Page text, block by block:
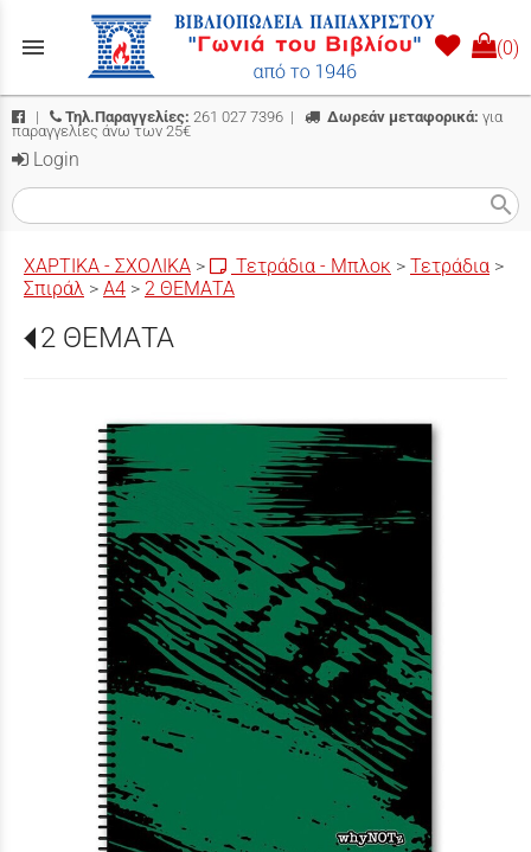
menu (0)
| Τηλ.Παραγγελίες: 261 027 7396 | Δωρεάν μεταφορικά: για
παραγγελίες άνω των 25€
Login
search
ΧΑΡΤΙΚΑ - ΣΧΟΛΙΚΑ > Τετράδια - Μπλοκ > Τετράδια >
Σπιράλ > Α4 > 2 ΘΕΜΑΤΑ
2 ΘΕΜΑΤΑ